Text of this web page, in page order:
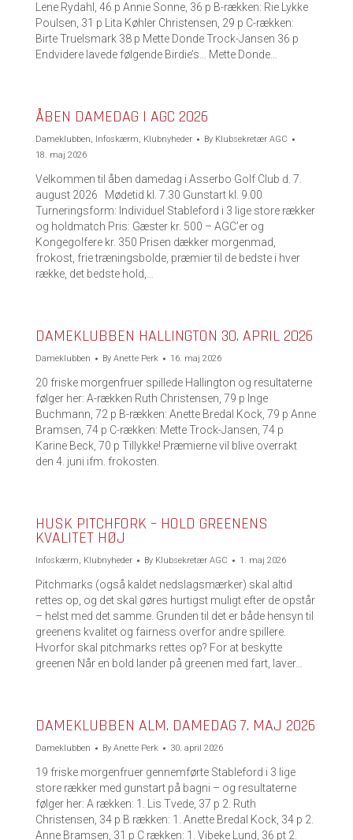
Lene Rydahl, 46 p Annie Sonne, 36 p B-rækken: Rie Lykke
Poulsen, 31 p Lita Køhler Christensen, 29 p C-rækken:
Birte Truelsmark 38 p Mette Donde Trock-Jansen 36 p
Endvidere lavede følgende Birdie’s… Mette Donde…
ÅBEN DAMEDAG I AGC 2026
Dameklubben, Infoskærm, Klubnyheder By Klubsekretær AGC
18. maj 2026
Velkommen til åben damedag i Asserbo Golf Club d. 7.
august 2026 Mødetid kl. 7.30 Gunstart kl. 9.00
Turneringsform: Individuel Stableford i 3 lige store rækker
og holdmatch Pris: Gæster kr. 500 – AGC’er og
Kongegolfere kr. 350 Prisen dækker morgenmad,
frokost, frie træningsbolde, præmier til de bedste i hver
række, det bedste hold,…
DAMEKLUBBEN HALLINGTON 30. APRIL 2026
Dameklubben By Anette Perk 16. maj 2026
20 friske morgenfruer spillede Hallington og resultaterne
følger her: A-rækken Ruth Christensen, 79 p Inge
Buchmann, 72 p B-rækken: Anette Bredal Kock, 79 p Anne
Bramsen, 74 p C-rækken: Mette Trock-Jansen, 74 p
Karine Beck, 70 p Tillykke! Præmierne vil blive overrakt
den 4. juni ifm. frokosten.
HUSK PITCHFORK – HOLD GREENENS
KVALITET HØJ
Infoskærm, Klubnyheder By Klubsekretær AGC 1. maj 2026
Pitchmarks (også kaldet nedslagsmærker) skal altid
rettes op, og det skal gøres hurtigst muligt efter de opstår
– helst med det samme. Grunden til det er både hensyn til
greenens kvalitet og fairness overfor andre spillere.
Hvorfor skal pitchmarks rettes op? For at beskytte
greenen Når en bold lander på greenen med fart, laver…
DAMEKLUBBEN ALM. DAMEDAG 7. MAJ 2026
Dameklubben By Anette Perk 30. april 2026
19 friske morgenfruer gennemførte Stableford i 3 lige
store rækker med gunstart på bagni – og resultaterne
følger her: A rækken: 1. Lis Tvede, 37 p 2. Ruth
Christensen, 34 p B rækken: 1. Anette Bredal Kock, 34 p 2.
Anne Bramsen, 31 p C rækken: 1. Vibeke Lund, 36 pt 2.